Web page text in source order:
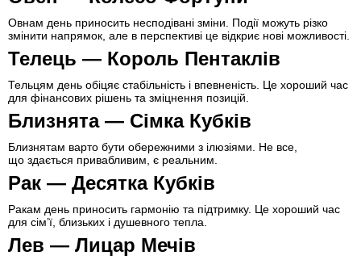
Овнам день приносить несподівані зміни. Події можуть різко
змінити напрямок, але в перспективі це відкриє нові можливості.
Телець — Король Пентаклів
Тельцям день обіцяє стабільність і впевненість. Це хороший час
для фінансових рішень та зміцнення позицій.
Близнята — Сімка Кубків
Близнятам варто бути обережними з ілюзіями. Не все,
що здається привабливим, є реальним.
Рак — Десятка Кубків
Ракам день приносить гармонію та підтримку. Це хороший час
для сім’ї, близьких і душевного тепла.
Лев — Лицар Мечів